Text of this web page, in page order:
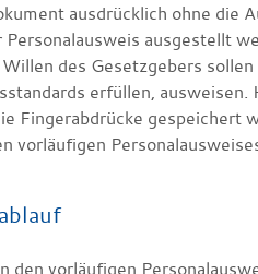
ausdrücklich ohne die
ausgestellt
des Gesetzgebers
erfüllen,
Fingerabdrücke gespeichert
vorläufigen
den vorläufigen